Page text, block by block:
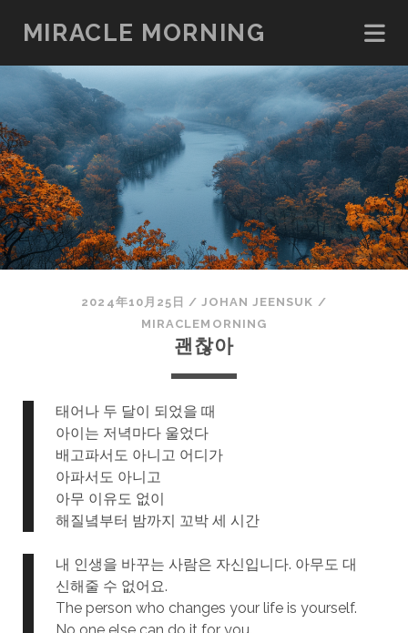
MIRACLE MORNING
2024年10月25日 / JOHAN JEENSUK /
MIRACLEMORNING
괜찮아
태어나 두 달이 되었을 때
아이는 저녁마다 울었다
배고파서도 아니고 어디가
아파서도 아니고
아무 이유도 없이
해질녘부터 밤까지 꼬박 세 시간
내 인생을 바꾸는 사람은 자신입니다. 아무도 대
신해줄 수 없어요.
The person who changes your life is yourself.